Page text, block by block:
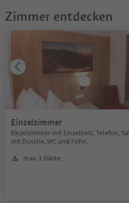
Zimmer entdecken
Einzelzimmer
Einzelzimmer mit Einzelbett, Telefon,
mit Dusche, WC und Föhn.
max. 1 Gäste